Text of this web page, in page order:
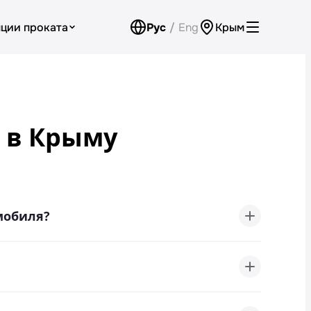
проката Рус / Eng Крым
Обратный звонок
в Крыму